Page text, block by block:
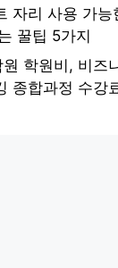
자리 사용 가능
꿀팁 5가지
학원비, 비즈
종합과정 수강